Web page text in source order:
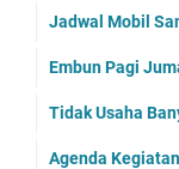
Jadwal Mobil
Embun Pagi
Tidak Usaha
Agenda